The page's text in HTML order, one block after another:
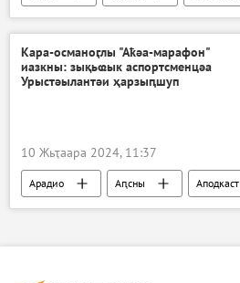
Кара-османоӷлы "Аҟәа-марафон"
иазкны: зықьҩык аспортсменцәа
Урыстәылантәи ҳарзыԥшуп
10 Жьҭаара 2024, 11:37
Арадио Аԥсны Аподкаст